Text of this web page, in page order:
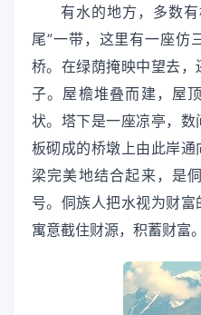
有水的地方，多数
尾”一带，这里有一座仿
桥。在绿荫掩映中望去
子。屋檐堆叠而建，屋
状。塔下是一座凉亭，
板砌成的桥墩上由此岸
梁完美地结合起来，是
号。侗族人把水视为财富
寓意截住财源，积蓄财富。